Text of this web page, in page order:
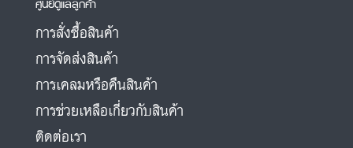
การสั่งซื้อสินค้า
การจัดส่งสินค้า
การเคลมหรือคืนสินค้า
การช่วยเหลือเกี่ยวกับสินค้า
ติดต่อเรา